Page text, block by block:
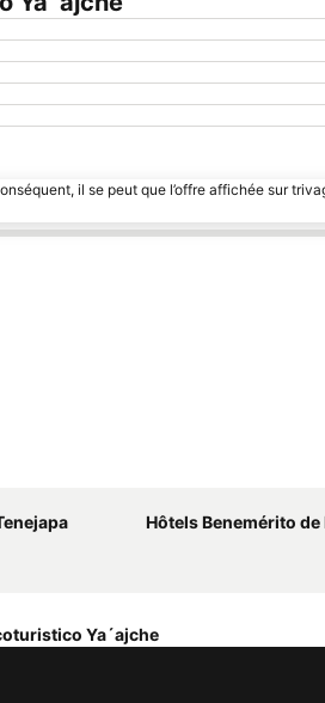
il se peut que l’offre affichée sur
Hôtels Benemérito de
Ya´ajche